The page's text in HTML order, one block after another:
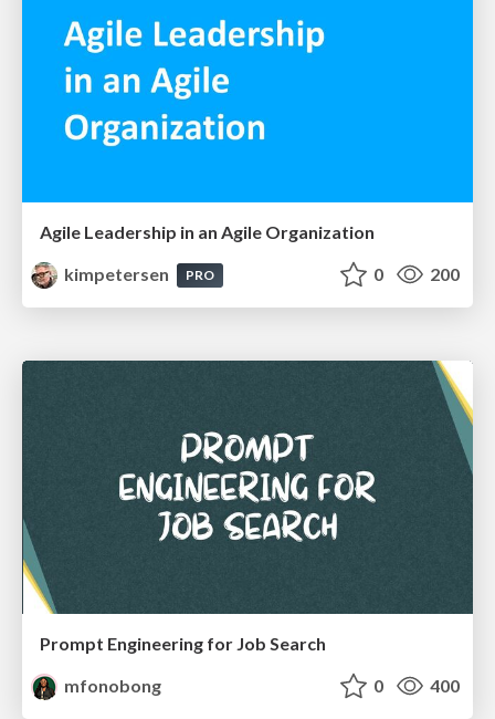
Agile Leadership in an Agile Organization
kimpetersen
PRO 0 200
Prompt Engineering for Job Search
mfonobong
0 400